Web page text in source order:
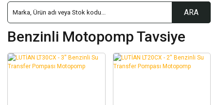
ARA
Benzinli Motopomp Tavsiye